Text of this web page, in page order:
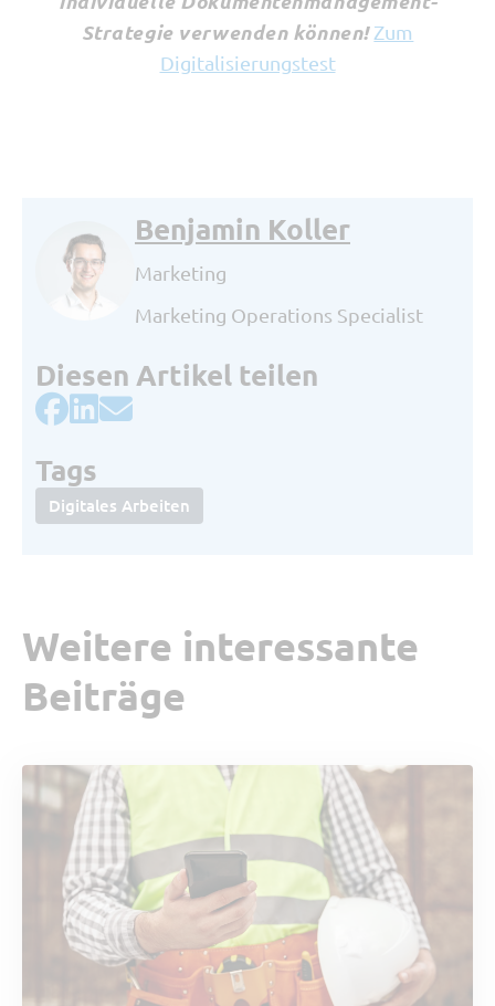
Strategie verwenden können!Zum
Digitalisierungstest
Benjamin Koller
Marketing
Marketing Operations Specialist
Diesen Artikel teilen
Tags
Digitales Arbeiten
Weitere interessante
Beiträge